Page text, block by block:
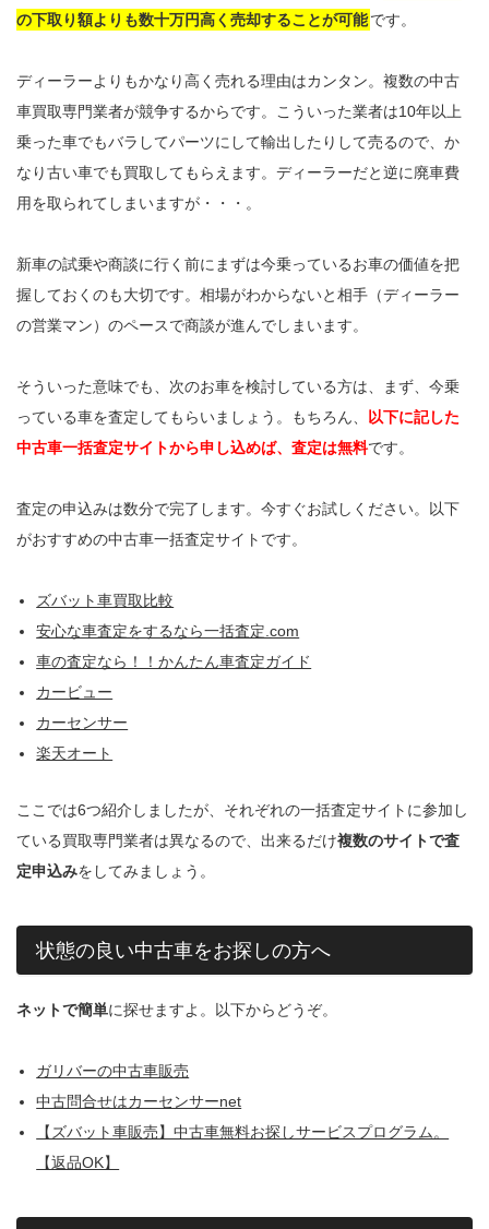
の下取り額よりも数十万円高く売却することが可能です。
ディーラーよりもかなり高く売れる理由はカンタン。複数の中古
車買取専門業者が競争するからです。こういった業者は10年以上
乗った車でもバラしてパーツにして輸出したりして売るので、か
なり古い車でも買取してもらえます。ディーラーだと逆に廃車費
用を取られてしまいますが・・・。
新車の試乗や商談に行く前にまずは今乗っているお車の価値を把
握しておくのも大切です。相場がわからないと相手（ディーラー
の営業マン）のペースで商談が進んでしまいます。
そういった意味でも、次のお車を検討している方は、まず、今乗
っている車を査定してもらいましょう。もちろん、 以下に記した
中古車一括査定サイトから申し込めば、査定は無料です。
査定の申込みは数分で完了します。今すぐお試しください。以下
がおすすめの中古車一括査定サイトです。
ズバット車買取比較
安心な車査定をするなら一括査定.com
車の査定なら！！かんたん車査定ガイド
カービュー
カーセンサー
楽天オート
ここでは6つ紹介しましたが、それぞれの一括査定サイトに参加し
ている買取専門業者は異なるので、出来るだけ複数のサイトで査
定申込みをしてみましょう。
状態の良い中古車をお探しの方へ
ネットで簡単に探せますよ。以下からどうぞ。
ガリバーの中古車販売
中古問合せはカーセンサーnet
【ズバット車販売】中古車無料お探しサービスプログラム。
【返品OK】